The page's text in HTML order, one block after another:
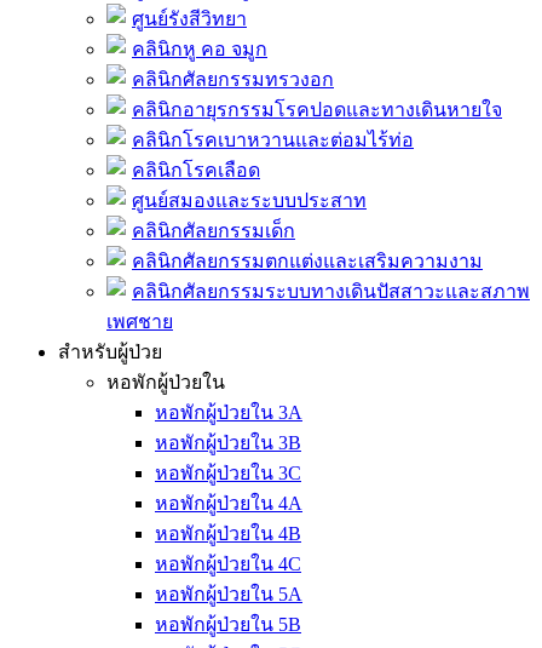
ศูนย์รังสีวิทยา
คลินิกหู คอ จมูก
คลินิกศัลยกรรมทรวงอก
คลินิกอายุรกรรมโรคปอดและทางเดินหายใจ
คลินิกโรคเบาหวานและต่อมไร้ท่อ
คลินิกโรคเลือด
ศูนย์สมองและระบบประสาท
คลินิกศัลยกรรมเด็ก
คลินิกศัลยกรรมตกแต่งและเสริมความงาม
คลินิกศัลยกรรมระบบทางเดินปัสสาวะและสภาพ
เพศชาย
สำหรับผู้ป่วย
หอพักผู้ป่วยใน
หอพักผู้ป่วยใน 3A
หอพักผู้ป่วยใน 3B
หอพักผู้ป่วยใน 3C
หอพักผู้ป่วยใน 4A
หอพักผู้ป่วยใน 4B
หอพักผู้ป่วยใน 4C
หอพักผู้ป่วยใน 5A
หอพักผู้ป่วยใน 5B